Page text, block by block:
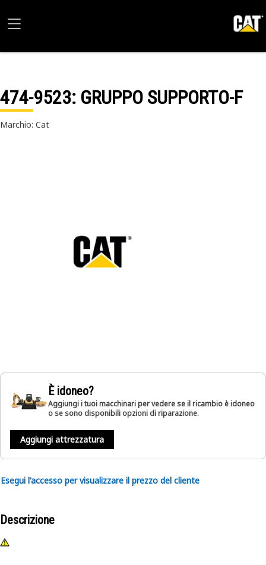
474-9523: GRUPPO SUPPORTO-F
Marchio: Cat
È idoneo?
Aggiungi i tuoi macchinari per vedere se il ricambio è idoneo
o se sono disponibili opzioni di riparazione.
Aggiungi attrezzatura
Esegui l'accesso per visualizzare il prezzo del cliente
Descrizione